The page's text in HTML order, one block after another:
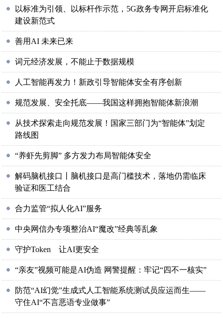
以标准为引领、以标杆作示范，5G政务专网开启标准化
建设新范式
善用AI 未来已来
词元经济发展，不能止于数据规模
人工智能再发力！新政引导智能体安全有序创新
规范发展、安全托底——我国这样拥抱智能体新浪潮
从技术探索走向规范发展！国家三部门为“智能体”划定
路线图
“养虾先剪脚” 多方发力布局智能体安全
解码脑机接口丨脑机接口是高门槛技术，落地仍需临床
验证和医工结合
合力监管“拟人化AI”服务
中央网信办专项整治AI“魔改”经典等乱象
守护Token 让AI更安全
“亲友”视频可能是AI伪造 网警提醒：牢记“四不一核实”
防范“AI幻觉”生成式人工智能系统测试员应运而生——
守住AI“不言恶语专业做事”